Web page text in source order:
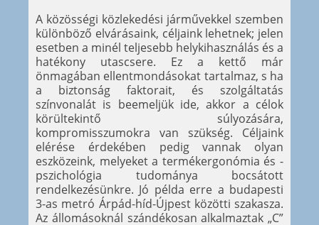
A közösségi közlekedési járművekkel szemben
különböző elvárásaink, céljaink lehetnek; jelen
esetben a minél teljesebb helykihasználás és a
hatékony utascsere. Ez a kettő már
önmagában ellentmondásokat tartalmaz, s ha
a biztonság faktorait, és szolgáltatás
színvonalát is beemeljük ide, akkor a célok
körültekintő súlyozására,
kompromisszumokra van szükség. Céljaink
elérése érdekében pedig vannak olyan
eszközeink, melyeket a termékergonómia és -
pszichológia tudománya bocsátott
rendelkezésünkre. Jó példa erre a budapesti
3-as metró Árpád-híd-Újpest közötti szakasza.
Az állomásoknál szándékosan alkalmaztak „C”